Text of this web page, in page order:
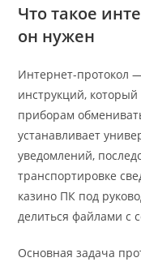
Что такое
он нужен
Интернет-протокол
инструкций,
приборам
устанавливает
уведомлений,
транспортировке
казино ПК под
делиться файлами с
Основная задача